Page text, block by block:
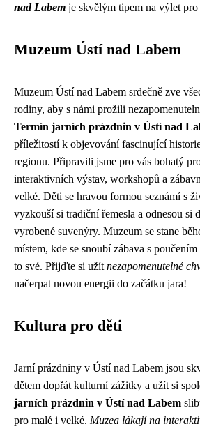
nad Labem je skvělým tipem na výlet
Muzeum Ústí nad Labem
Muzeum Ústí nad Labem srdečně zve
rodiny, aby s námi prožili
Termín jarních prázdnin v Ústí nad
příležitostí k objevování fascinující historie
regionu. Připravili jsme pro vás bohatý
interaktivních výstav, workshopů a
velké. Děti se hravou formou seznámí s
vyzkouší si tradiční řemesla a odnesou si
vyrobené suvenýry. Muzeum se stane
místem, kde se snoubí zábava s
to své. Přijďte si užít nezapomenutelné
načerpat novou energii do začátku jara!
Kultura pro děti
Jarní prázdniny v Ústí nad Labem jsou
dětem dopřát kulturní zážitky a užít si
jarních prázdnin v Ústí nad Labem
pro malé i velké. Muzea lákají na